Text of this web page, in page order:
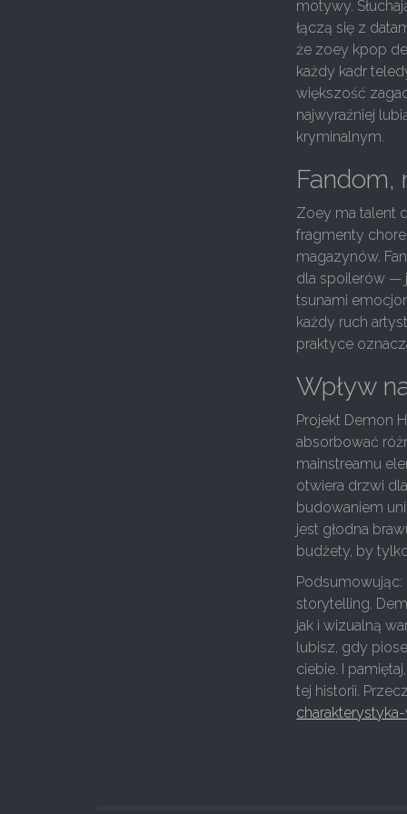
motywy.
łączą się z
że zoey kpop
każdy kadr
większość
najwyraźniej
kryminalnym.
Fandom,
Zoey ma talent
fragmenty
magazynów.
dla spoilerów —
tsunami
każdy ruch
praktyce
Wpływ
Projekt Demon
absorbować
mainstreamu
otwiera drzwi
budowaniem
jest głodna
budżety, by
Podsumowując:
storytelling.
jak i wizualną
lubisz, gdy
ciebie. I
tej historii.